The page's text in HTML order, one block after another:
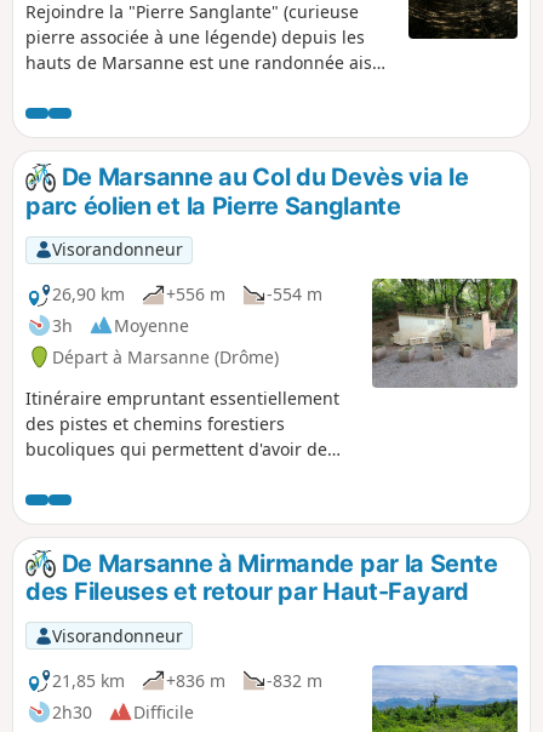
Rejoindre la "Pierre Sanglante" (curieuse
pierre associée à une légende) depuis les
hauts de Marsanne est une randonnée aisée
la forêt est proposé par les hauteurs.
De Marsanne au Col du Devès via le
parc éolien et la Pierre Sanglante
Visorandonneur
26,90 km
+556 m
-554 m
3h
Moyenne
Départ à Marsanne (Drôme)
Itinéraire empruntant essentiellement
des pistes et chemins forestiers
bucoliques qui permettent d'avoir de
Andrans. Au départ de Marsanne,
l'itinéraire emprunte le Sentier des
Fileuses jusqu'au Col de la Grande
Limite puis file vers le parc éolien et
passe par la Pierre Sanglante. Il se
poursuit en crête et rejoint le Col du
Devès ainsi qu'un magnifique point de
vue situé à l'aire de départ des
parapentes. Un petit tour sur ce plateau
De Marsanne à Mirmande par la Sente
des Fileuses et retour par Haut-Fayard
Visorandonneur
21,85 km
+836 m
-832 m
2h30
Difficile